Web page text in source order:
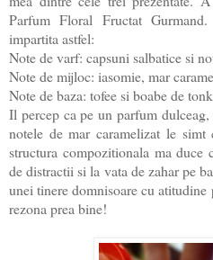
Parfum Floral Fructat
impartita astfel:
Note de varf: capsuni salbatice si
Note de mijloc: iasomie, mar
Note de baza: tofee si boabe de
Il percep ca pe un parfum
notele de mar caramelizat le
structura compozitionala ma
de distractii si la vata de zahar pe
unei tinere domnisoare cu
rezona prea bine!